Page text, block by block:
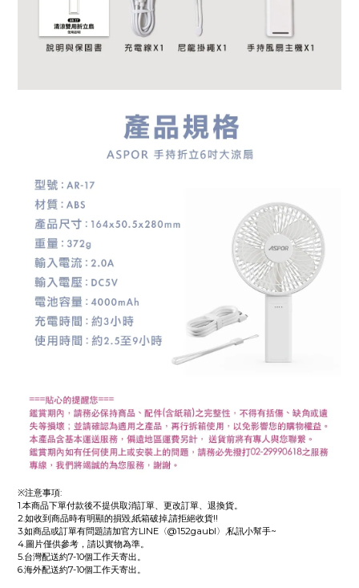
※注意事項:
1.本商品下單付款後不提供取消訂單、更改訂單、退換貨。
2.如收到商品時有明顯的損毀,紙箱破掉,請拒絕收貨!!
3.如商品或訂單有問題請加官方LINE〈@152gaubl〉,私訊小幫手~
4.圖片僅供參考，請以實物為準。
5.台灣配送約7-10個工作天寄出。
6.海外配送約7-10個工作天寄出。